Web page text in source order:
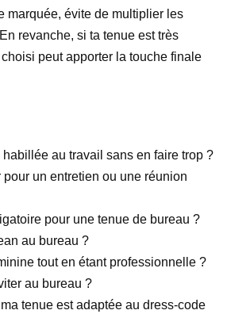
marquée, évite de multiplier les
revanche, si ta tenue est très
peut apporter la touche finale
au travail sans en faire trop ?
un entretien ou une réunion
pour une tenue de bureau ?
au bureau ?
tout en étant professionnelle ?
au bureau ?
tenue est adaptée au dress-code